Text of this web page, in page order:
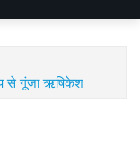
से गूंजा ऋषिकेश